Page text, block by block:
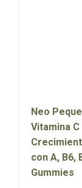
Neo
Vitamina
con A, B6,
Gummies